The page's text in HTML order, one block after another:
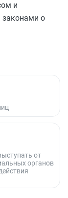
и
законами о
от
органов